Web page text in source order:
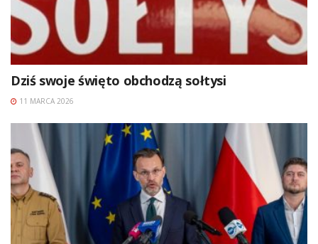
Dziś swoje święto obchodzą sołtysi
11 MARCA 2026